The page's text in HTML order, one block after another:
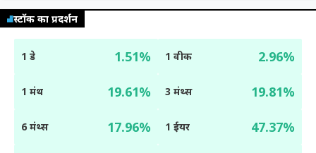
स्टॉक का प्रदर्शन
1 डे 1.51% 1 वीक 2.96%
1 मंथ 19.61% 3 मंथ्स 19.81%
6 मंथ्स 17.96% 1 ईयर 47.37%